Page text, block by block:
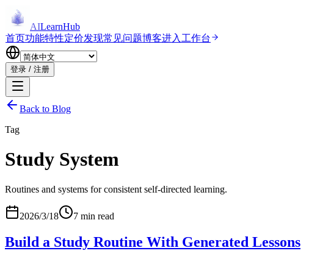
AILearnHub
首页功能特性定价发现常见问题博客进入工作台
登录 / 注册
Back to Blog
Tag
Study System
Routines and systems for consistent self-directed learning.
2026/3/18 7 min read
Build a Study Routine With Generated Lessons